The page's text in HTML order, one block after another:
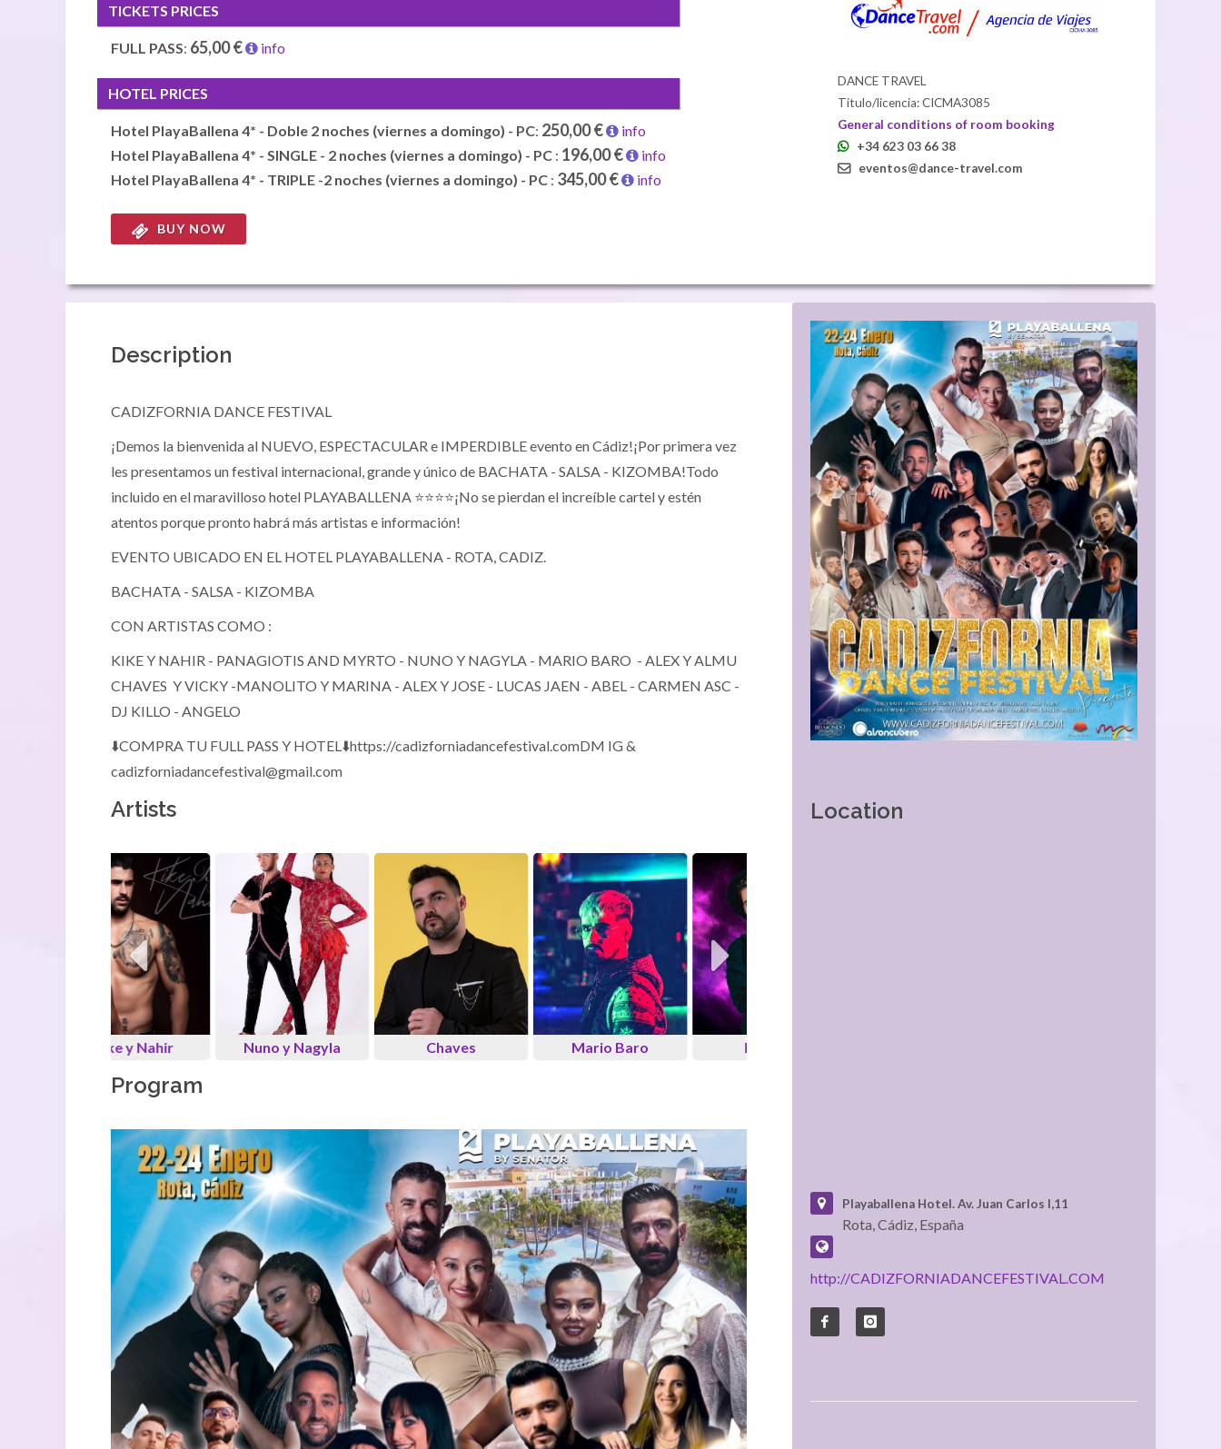
TICKETS PRICES
FULL PASS: 65,00 € info
HOTEL PRICES
Hotel PlayaBallena 4* - Doble 2 noches (viernes a domingo) - PC: 250,00 €
info
Hotel PlayaBallena 4* - SINGLE - 2 noches (viernes a domingo) - PC : 196,00 €
info
Hotel PlayaBallena 4* - TRIPLE -2 noches (viernes a domingo) - PC : 345,00 € info
BUY NOW
DANCE TRAVEL
Titulo/licencia: CICMA3085
General conditions of room booking
+34 623 03 66 38
eventos@dance-travel.com
Description
CADIZFORNIA DANCE FESTIVAL
¡Demos la bienvenida al NUEVO, ESPECTACULAR e IMPERDIBLE evento en Cádiz!¡Por primera vez
les presentamos un festival internacional, grande y único de BACHATA - SALSA - KIZOMBA!Todo
incluido en el maravilloso hotel PLAYABALLENA ⭐️⭐️⭐️⭐️¡No se pierdan el increíble cartel y estén
atentos porque pronto habrá más artistas e información!
EVENTO UBICADO EN EL HOTEL PLAYABALLENA - ROTA, CADIZ.
BACHATA - SALSA - KIZOMBA
CON ARTISTAS COMO :
KIKE Y NAHIR - PANAGIOTIS AND MYRTO - NUNO Y NAGYLA - MARIO BARO - ALEX Y ALMU
CHAVES Y VICKY -MANOLITO Y MARINA - ALEX Y JOSE - LUCAS JAEN - ABEL - CARMEN ASC -
DJ KILLO - ANGELO
⬇️COMPRA TU FULL PASS Y HOTEL⬇️https://cadizforniadancefestival.comDM IG &
cadizforniadancefestival@gmail.com
Artists
Nuno y Nagyla Chaves Mario Baro DJ Killo
Program
Location
Playaballena Hotel.Av. Juan Carlos I,11
Rota, Cádiz, España
http://CADIZFORNIADANCEFESTIVAL.COM